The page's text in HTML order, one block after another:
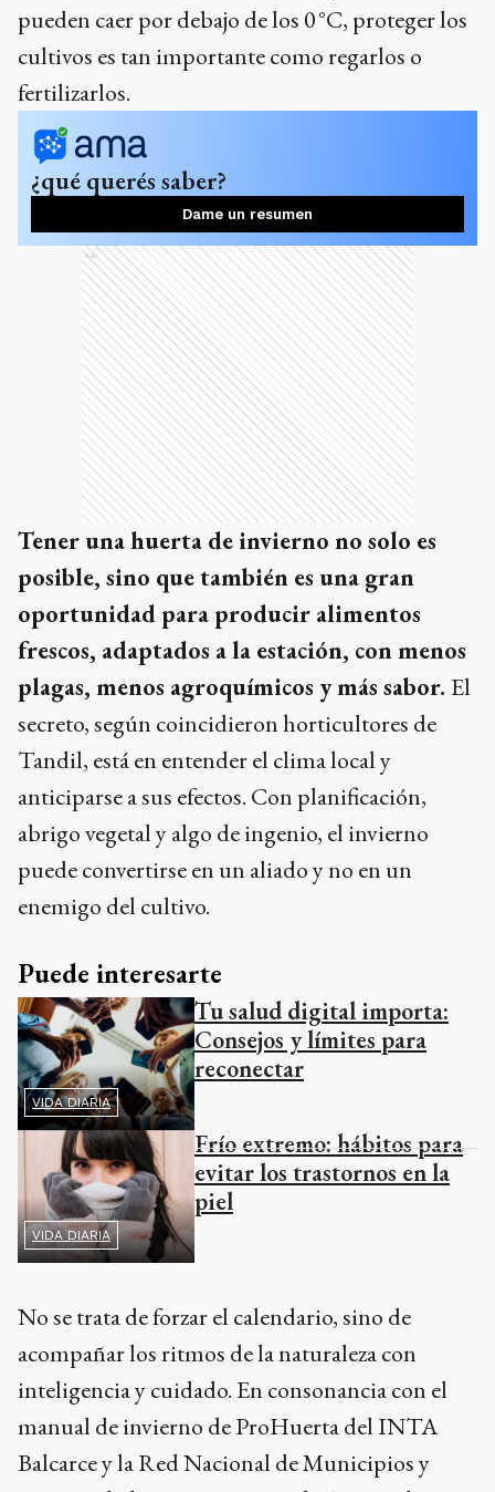
pueden caer por debajo de los 0 °C, proteger los
cultivos es tan importante como regarlos o
fertilizarlos.
¿qué querés saber?
Dame un resumen
Ads
Tener una huerta de invierno no solo es
posible, sino que también es una gran
oportunidad para producir alimentos
frescos, adaptados a la estación, con menos
plagas, menos agroquímicos y más sabor. El
secreto, según coincidieron horticultores de
Tandil, está en entender el clima local y
anticiparse a sus efectos. Con planificación,
abrigo vegetal y algo de ingenio, el invierno
puede convertirse en un aliado y no en un
enemigo del cultivo.
Puede interesarte
VIDA DIARIA
Tu salud digital importa:
Consejos y límites para
reconectar
VIDA DIARIA
Frío extremo: hábitos para
evitar los trastornos en la
piel
No se trata de forzar el calendario, sino de
acompañar los ritmos de la naturaleza con
inteligencia y cuidado. En consonancia con el
manual de invierno de ProHuerta del INTA
Balcarce y la Red Nacional de Municipios y